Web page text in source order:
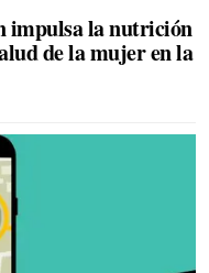
la nutrición
de la mujer en la